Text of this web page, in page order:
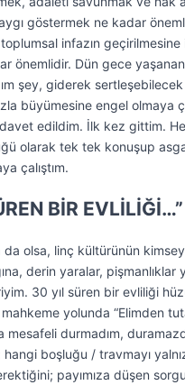
göstermek ne kadar
infazın geçirilmesine
önemlidir. Dün gece
şey, giderek
büyümesine engel olmaya
edildim. İlk kez gittim.
olarak tek tek konuşup
çalıştım.
BİR EVLİLİĞİ…”
da olsa, linç kültürünün
derin yaralar, pişmanlıklar
30 yıl süren bir evliliği
yolunda “Elimden
mesafeli durmadım,
boşluğu / travmayı
payımıza düşen